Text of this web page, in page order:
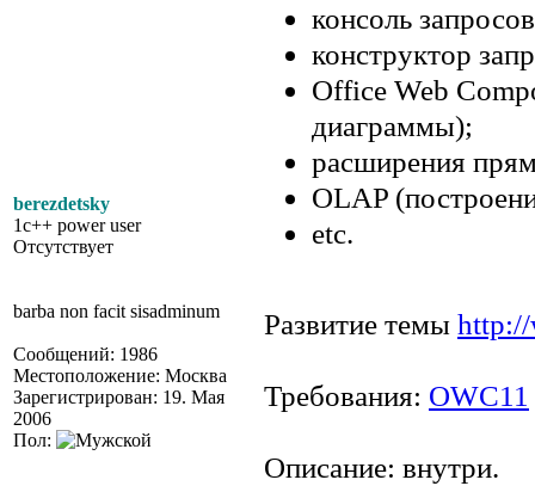
berezdetsky
1c++ power user
Отсутствует
barba non facit sisadminum
Сообщений: 1986
Местоположение: Москва
Зарегистрирован: 19. Мая
2006
Пол:
консоль
конструктор
Office Web
диаграммы);
расширения
OLAP
etc.
Развитие темы http://
Требования: OWC11
Описание: внутри.